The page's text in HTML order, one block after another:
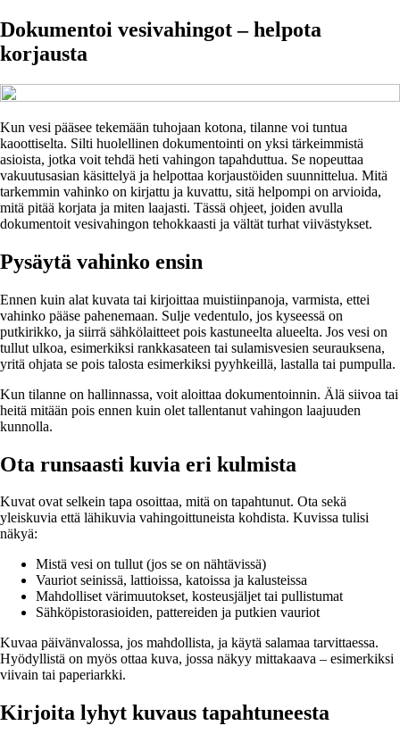
Dokumentoi vesivahingot – helpota
korjausta
Kun vesi pääsee tekemään tuhojaan kotona, tilanne voi tuntua
kaoottiselta. Silti huolellinen dokumentointi on yksi tärkeimmistä
asioista, jotka voit tehdä heti vahingon tapahduttua. Se nopeuttaa
vakuutusasian käsittelyä ja helpottaa korjaustöiden suunnittelua. Mitä
tarkemmin vahinko on kirjattu ja kuvattu, sitä helpompi on arvioida,
mitä pitää korjata ja miten laajasti. Tässä ohjeet, joiden avulla
dokumentoit vesivahingon tehokkaasti ja vältät turhat viivästykset.
Pysäytä vahinko ensin
Ennen kuin alat kuvata tai kirjoittaa muistiinpanoja, varmista, ettei
vahinko pääse pahenemaan. Sulje vedentulo, jos kyseessä on
putkirikko, ja siirrä sähkölaitteet pois kastuneelta alueelta. Jos vesi on
tullut ulkoa, esimerkiksi rankkasateen tai sulamisvesien seurauksena,
yritä ohjata se pois talosta esimerkiksi pyyhkeillä, lastalla tai pumpulla.
Kun tilanne on hallinnassa, voit aloittaa dokumentoinnin. Älä siivoa tai
heitä mitään pois ennen kuin olet tallentanut vahingon laajuuden
kunnolla.
Ota runsaasti kuvia eri kulmista
Kuvat ovat selkein tapa osoittaa, mitä on tapahtunut. Ota sekä
yleiskuvia että lähikuvia vahingoittuneista kohdista. Kuvissa tulisi
näkyä:
Mistä vesi on tullut (jos se on nähtävissä)
Vauriot seinissä, lattioissa, katoissa ja kalusteissa
Mahdolliset värimuutokset, kosteusjäljet tai pullistumat
Sähköpistorasioiden, pattereiden ja putkien vauriot
Kuvaa päivänvalossa, jos mahdollista, ja käytä salamaa tarvittaessa.
Hyödyllistä on myös ottaa kuva, jossa näkyy mittakaava – esimerkiksi
viivain tai paperiarkki.
Kirjoita lyhyt kuvaus tapahtuneesta